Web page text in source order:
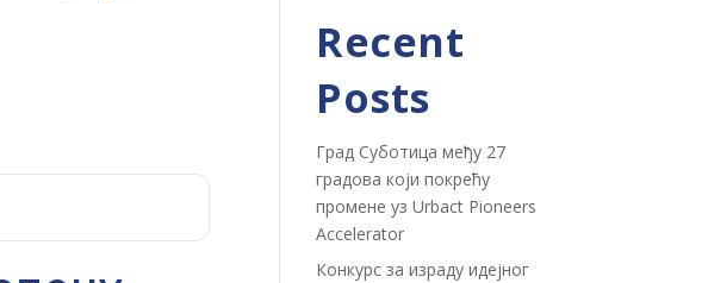
Recent
Posts
Град Суботица међу 27
градова који покрећу
промене уз Urbact Pioneers
Accelerator
Конкурс за израду идејног